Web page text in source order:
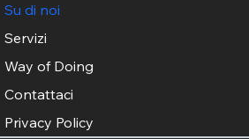
Su di noi
Servizi
Way of Doing
Contattaci
Privacy Policy